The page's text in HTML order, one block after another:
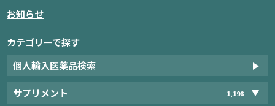
お知らせ
カテゴリーで探す
個人輸入医薬品検索
サプリメント 1,198